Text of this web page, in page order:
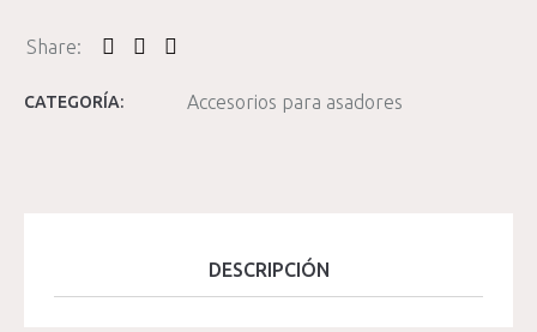
CATEGORÍA: Accesorios para asadores
DESCRIPCIÓN